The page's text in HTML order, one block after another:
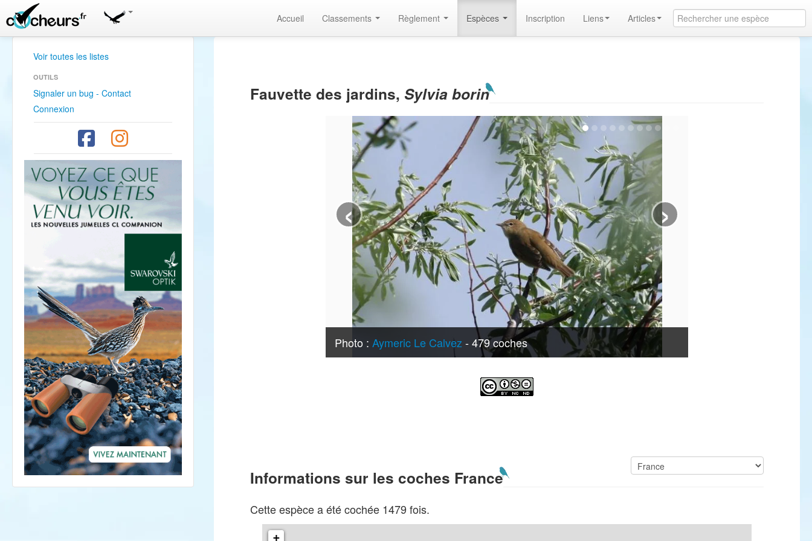
Accueil Classements Règlement Espèces Inscription Liens Articles
Voir toutes les listes
OUTILS
Signaler un bug - Contact
Connexion
Fauvette des jardins, Sylvia borin
Photo :Aymeric Le Calvez - 479 coches
‹ ›
Informations sur les coches France
Cette espèce a été cochée 1479 fois.
+